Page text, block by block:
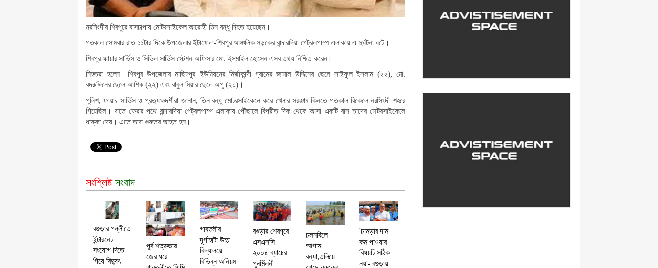
নরসিংদীর শিবপুরে বাসচাপায় মোটরসাইকেল আরোহী তিন বন্ধু নিহত হয়েছেন।
গতকাল সোমবার রাত ১১টার দিকে উপজেলার ইটাখোলা-শিবপুর আঞ্চলিক সড়কের বান্দারদিয়া পেট্রলপাম্প এলাকায় এ দুর্ঘটনা ঘটে।
শিবপুর ফায়ার সার্ভিস ও সিভিল সার্ভিস স্টেশন অফিসার মো. ইসমাইল হোসেন এসব তথ্য নিশ্চিত করেন।
নিহতরা হলেন—শিবপুর উপজেলার মাছিমপুর ইউনিয়নের মির্জাকান্দী গ্রামের জামাল উদ্দিনের ছেলে সাইফুল ইসলাম (২২), মো.
বদরুদ্দিনের ছেলে আশিক (২২) এবং বাবুল মিয়ার ছেলে অপু (২০)।
পুলিশ, ফায়ার সার্ভিস ও প্রত্যক্ষদর্শীরা জানান, তিন বন্ধু মোটরসাইকেলে করে খেলার সরঞ্জাম কিনতে গতকাল বিকেলে নরসিংদী শহরে
গিয়েছিল। রাতে ফেরার পথে বান্দারদিয়া পেট্রলপাম্প এলাকায় পৌঁছালে বিপরীত দিক থেকে আসা একটি বাস তাদের মোটরসাইকেলে
ধাক্কা দেয়। এতে তারা গুরুতর আহত হন।
সংশ্লিষ্ট সংবাদ
বগুড়ার পল্লীতে
ইন্টারনেট
সংযোগ দিতে
গিয়ে বিদ্যুৎ
পূর্ব শত্রুতার
জের ধরে
গাবতলীর
দূর্গাহাটা উচ্চ
বিদ্যালয়ে
বিভিন্ন অনিয়ম
বগুড়ার শেরপুরে
এসএসসি
২০০৪ ব্যাচের
পুনর্মিলনী
চলনবিলে
আগাম
বন্যা,তলিয়ে
'চামড়ার দাম
কম পাওয়ার
বিষয়টি সঠিক
নয়'- বগুড়ায়